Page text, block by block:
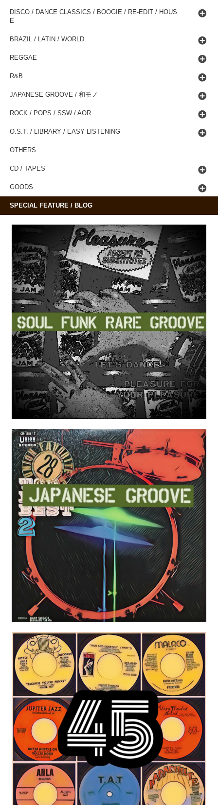
DISCO / DANCE CLASSICS / BOOGIE / RE-EDIT / HOUS
E
BRAZIL / LATIN / WORLD
REGGAE
R&B
JAPANESE GROOVE / 和モノ
ROCK / POPS / SSW / AOR
O.S.T. / LIBRARY / EASY LISTENING
OTHERS
CD / TAPES
GOODS
SPECIAL FEATURE / BLOG